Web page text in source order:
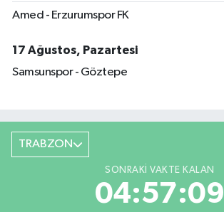
Amed - Erzurumspor FK
17 Ağustos, Pazartesi
Samsunspor - Göztepe
TRABZON
SONRAKI VAKTE KALAN
04:57:09